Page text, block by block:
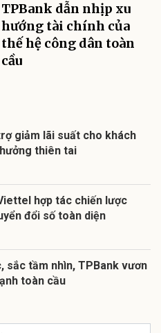
TPBank dẫn nhịp xu
hướng tài chính của
thế hệ công dân toàn
cầu
giảm lãi suất cho khách
thiên tai
hợp tác chiến lược
đổi số toàn diện
sắc tầm nhìn, TPBank vươn
toàn cầu